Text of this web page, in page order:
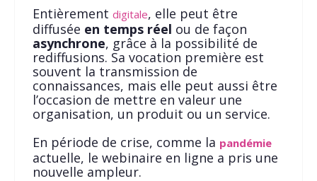
Entièrement digitale, elle peut être
diffusée en temps réel ou de façon
asynchrone, grâce à la possibilité de
rediffusions. Sa vocation première est
souvent la transmission de
connaissances, mais elle peut aussi être
l’occasion de mettre en valeur une
organisation, un produit ou un service.
En période de crise, comme la pandémie
actuelle, le webinaire en ligne a pris une
nouvelle ampleur.